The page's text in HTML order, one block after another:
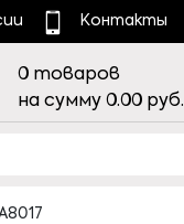
Контакты
0 товаров
на сумму 0.00 руб.